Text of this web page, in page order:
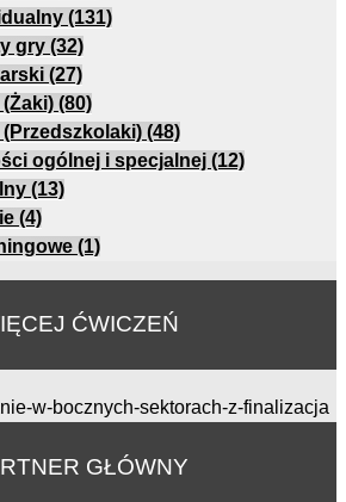
(131)
gry (32)
(27)
(80)
(48)
ogólnej i specjalnej (12)
(13)
(4)
(1)
ĆWICZEŃ
GŁÓWNY